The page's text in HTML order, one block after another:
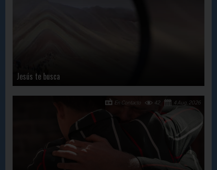
Jesús te busca
4 Aug, 2026
42
En Contacto